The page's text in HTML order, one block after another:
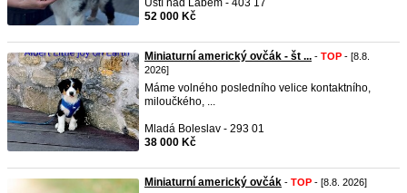
Ústí nad Labem - 403 17
52 000 Kč
Miniaturní americký ovčák - št ... - TOP - [8.8.
2026]
Máme volného posledního velice kontaktního,
miloučkého, ...
Mladá Boleslav - 293 01
38 000 Kč
Miniaturní americký ovčák - TOP - [8.8. 2026]